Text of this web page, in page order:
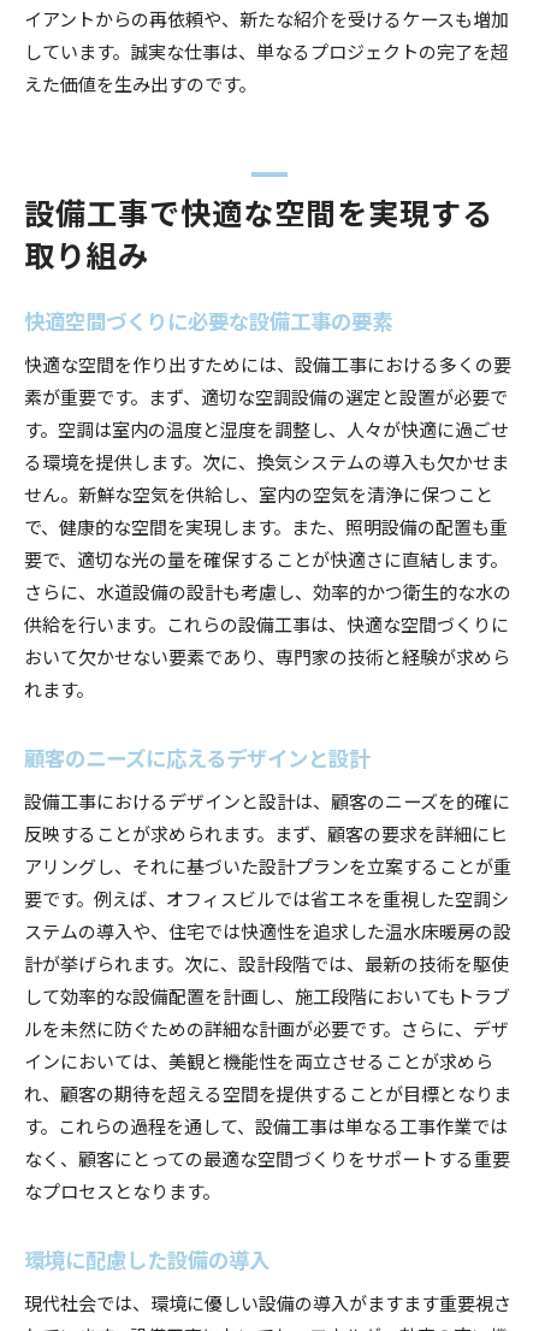
イアントからの再依頼や、新たな紹介を受けるケースも増加
しています。誠実な仕事は、単なるプロジェクトの完了を超
えた価値を生み出すのです。
設備工事で快適な空間を実現する
取り組み
快適空間づくりに必要な設備工事の要素
快適な空間を作り出すためには、設備工事における多くの要
素が重要です。まず、適切な空調設備の選定と設置が必要で
す。空調は室内の温度と湿度を調整し、人々が快適に過ごせ
る環境を提供します。次に、換気システムの導入も欠かせま
せん。新鮮な空気を供給し、室内の空気を清浄に保つこと
で、健康的な空間を実現します。また、照明設備の配置も重
要で、適切な光の量を確保することが快適さに直結します。
さらに、水道設備の設計も考慮し、効率的かつ衛生的な水の
供給を行います。これらの設備工事は、快適な空間づくりに
おいて欠かせない要素であり、専門家の技術と経験が求めら
れます。
顧客のニーズに応えるデザインと設計
設備工事におけるデザインと設計は、顧客のニーズを的確に
反映することが求められます。まず、顧客の要求を詳細にヒ
アリングし、それに基づいた設計プランを立案することが重
要です。例えば、オフィスビルでは省エネを重視した空調シ
ステムの導入や、住宅では快適性を追求した温水床暖房の設
計が挙げられます。次に、設計段階では、最新の技術を駆使
して効率的な設備配置を計画し、施工段階においてもトラブ
ルを未然に防ぐための詳細な計画が必要です。さらに、デザ
インにおいては、美観と機能性を両立させることが求めら
れ、顧客の期待を超える空間を提供することが目標となりま
す。これらの過程を通して、設備工事は単なる工事作業では
なく、顧客にとっての最適な空間づくりをサポートする重要
なプロセスとなります。
環境に配慮した設備の導入
現代社会では、環境に優しい設備の導入がますます重要視さ